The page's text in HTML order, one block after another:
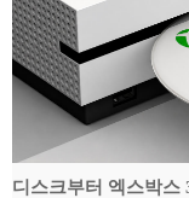
디스크부터 엑스박스